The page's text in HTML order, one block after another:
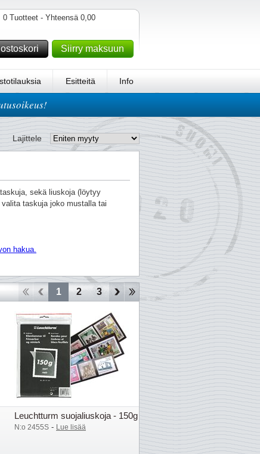
0 Tuotteet - Yhteensä 0,00
Siirry maksuun
Esitteitä Info
Lajittele
sekä liuskoja (löytyy
taskuja joko mustalla tai
hakua.
1 2 3 4
Leuchtturm suojaliuskoja - 150g
N:o 2455S - Lue lisää